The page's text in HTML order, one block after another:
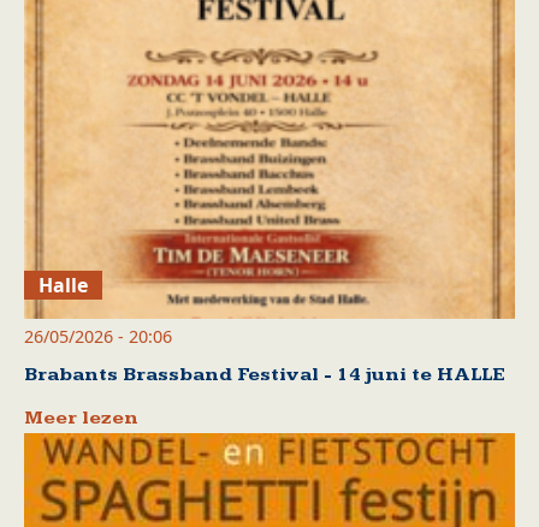
Halle
26/05/2026 - 20:06
Brabants Brassband Festival - 14 juni te HALLE
Meer lezen